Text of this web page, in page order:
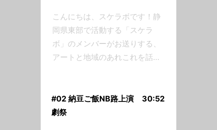
こんにちは、スケラボです！静
岡県東部で活動する「スケラ
ボ」のメンバーがお送りする、
アートと地域のあれこれを話す
舞台監督の「だいじろう」、デ
ザイナーの「まき」の３人で
#02 納豆ご飯NB路上演
劇祭
30:52